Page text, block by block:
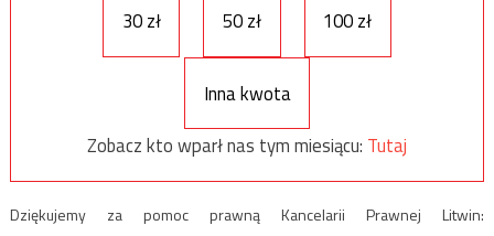
30 zł
50 zł 100 zł
Inna kwota
Zobacz kto wparł nas tym miesiącu: Tutaj
Dziękujemy za pomoc prawną Kancelarii Prawnej Litwin: